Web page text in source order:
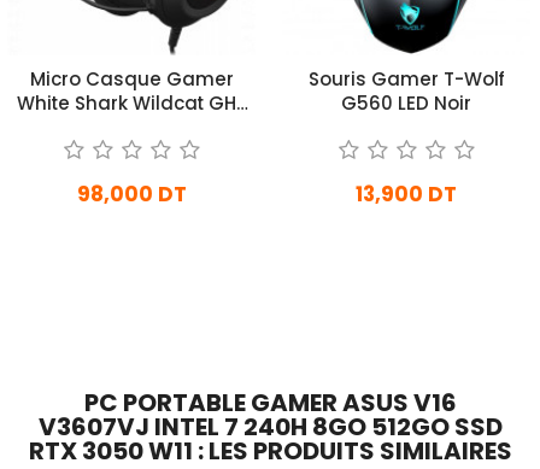
Micro Casque Gamer
White Shark Wildcat GH-
98,000 DT
Souris Gamer T-Wolf
G560 LED Noir
13,900 DT
PC PORTABLE GAMER ASUS V16
V3607VJ INTEL 7 240H 8GO 512GO SSD
RTX 3050 W11 : LES PRODUITS SIMILAIRES